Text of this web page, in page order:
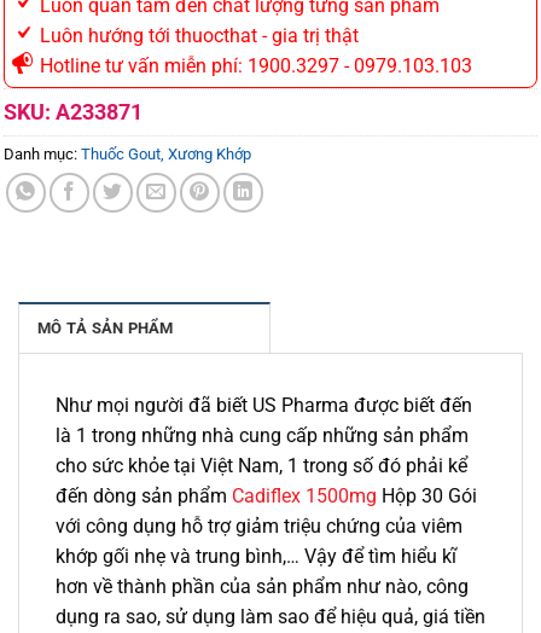
Luôn quan tâm đến chất lượng từng sản phẩm
Luôn hướng tới thuocthat - gia trị thật
Hotline tư vấn miễn phí: 1900.3297 - 0979.103.103
SKU: A233871
Danh mục: Thuốc Gout, Xương Khớp
MÔ TẢ SẢN PHẨM
Như mọi người đã biết US Pharma được biết đến
là 1 trong những nhà cung cấp những sản phẩm
cho sức khỏe tại Việt Nam, 1 trong số đó phải kể
đến dòng sản phẩm Cadiflex 1500mg Hộp 30 Gói
với công dụng hỗ trợ giảm triệu chứng của viêm
khớp gối nhẹ và trung bình,… Vậy để tìm hiểu kĩ
hơn về thành phần của sản phẩm như nào, công
dụng ra sao, sử dụng làm sao để hiệu quả, giá tiền